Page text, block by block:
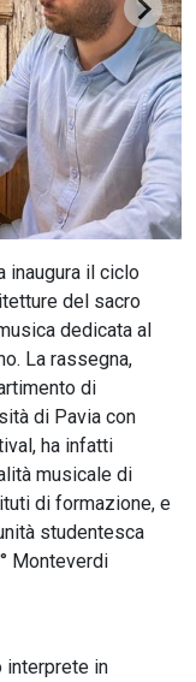
inaugura il ciclo
del sacro
dedicata al
La rassegna,
di
di Pavia con
ha infatti
musicale di
di formazione, e
studentesca
Monteverdi
interprete in